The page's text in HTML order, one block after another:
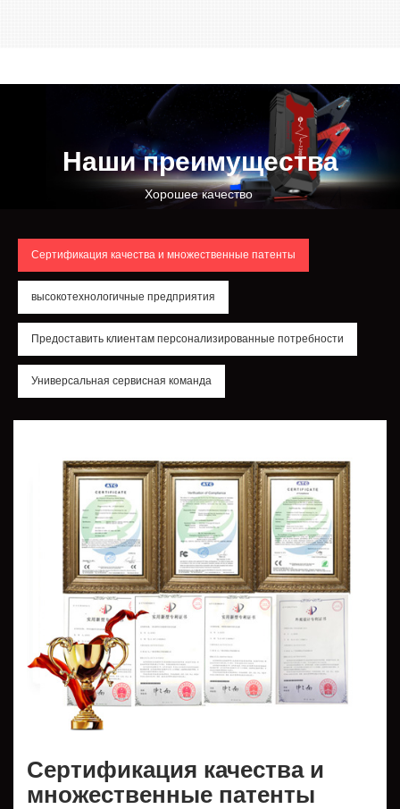
Наши преимущества
Хорошее качество
Сертификация качества и множественные патенты
высокотехнологичные предприятия
Предоставить клиентам персонализированные потребности
Универсальная сервисная команда
Сертификация качества и
множественные патенты